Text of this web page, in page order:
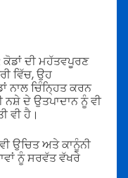
ਦੀ ਮਹੱਤਵਪੂਰਣ
ਵਿੱਚ, ਉਹ
ਨਾਲ ਚਿੰਨ੍ਹਿਤ ਕਰਨ
ਨਸ਼ੇ ਦੇ ਉਤਪਾਦਾਨ ਨੂੰ ਵੀ
ਵੀ ਹੈ।
ਉਚਿਤ ਅਤੇ ਕਾਨੂੰਨੀ
ਨੂੰ ਸਰਵੱਤ ਵੱਖਰੇ